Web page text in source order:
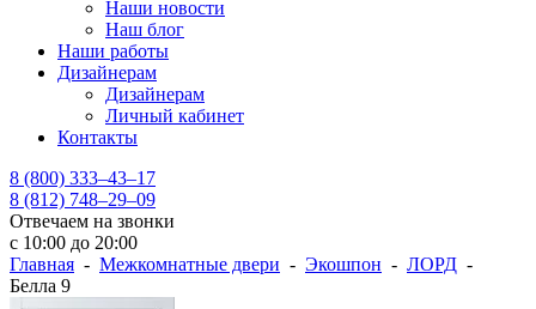
Наши новости
Наш блог
Наши работы
Дизайнерам
Дизайнерам
Личный кабинет
Контакты
8 (800) 333–43–17
8 (812) 748–29–09
Отвечаем на звонки
с 10:00 до 20:00
Главная - Межкомнатные двери - Экошпон - ЛОРД -
Белла 9